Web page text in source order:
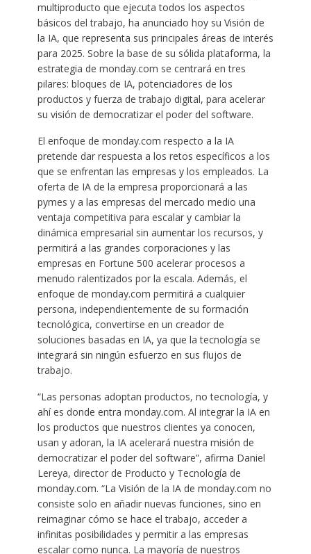
multiproducto que ejecuta todos los aspectos
básicos del trabajo, ha anunciado hoy su Visión de
la IA, que representa sus principales áreas de interés
para 2025. Sobre la base de su sólida plataforma, la
estrategia de monday.com se centrará en tres
pilares: bloques de IA, potenciadores de los
productos y fuerza de trabajo digital, para acelerar
su visión de democratizar el poder del software.
El enfoque de monday.com respecto a la IA
pretende dar respuesta a los retos específicos a los
que se enfrentan las empresas y los empleados. La
oferta de IA de la empresa proporcionará a las
pymes y a las empresas del mercado medio una
ventaja competitiva para escalar y cambiar la
dinámica empresarial sin aumentar los recursos, y
permitirá a las grandes corporaciones y las
empresas en Fortune 500 acelerar procesos a
menudo ralentizados por la escala. Además, el
enfoque de monday.com permitirá a cualquier
persona, independientemente de su formación
tecnológica, convertirse en un creador de
soluciones basadas en IA, ya que la tecnología se
integrará sin ningún esfuerzo en sus flujos de
trabajo.
“Las personas adoptan productos, no tecnología, y
ahí es donde entra monday.com. Al integrar la IA en
los productos que nuestros clientes ya conocen,
usan y adoran, la IA acelerará nuestra misión de
democratizar el poder del software”, afirma Daniel
Lereya, director de Producto y Tecnología de
monday.com. “La Visión de la IA de monday.com no
consiste solo en añadir nuevas funciones, sino en
reimaginar cómo se hace el trabajo, acceder a
infinitas posibilidades y permitir a las empresas
escalar como nunca. La mayoría de nuestros